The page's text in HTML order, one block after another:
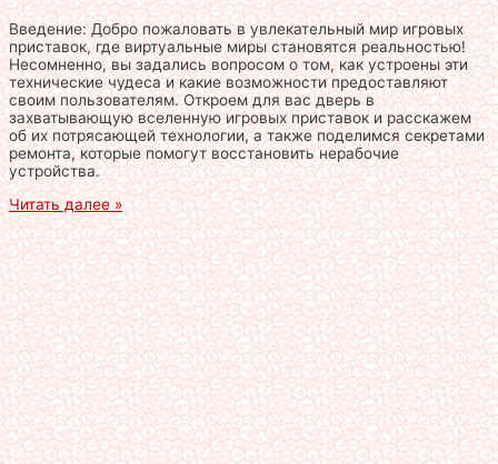
Введение: Добро пожаловать в увлекательный мир игровых
приставок, где виртуальные миры становятся реальностью!
Несомненно, вы задались вопросом о том, как устроены эти
технические чудеса и какие возможности предоставляют
своим пользователям. Откроем для вас дверь в
захватывающую вселенную игровых приставок и расскажем
об их потрясающей технологии, а также поделимся секретами
ремонта, которые помогут восстановить нерабочие
устройства.
Читать далее »